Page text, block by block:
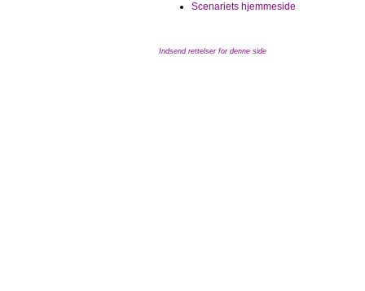
Scenariets hjemmeside
Indsend rettelser for denne side